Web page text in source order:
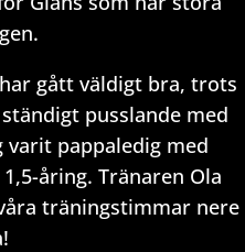
gått väldigt bra, trots
pusslande med
pappaledig med
åring. Tränaren Ola
träningstimmar nere